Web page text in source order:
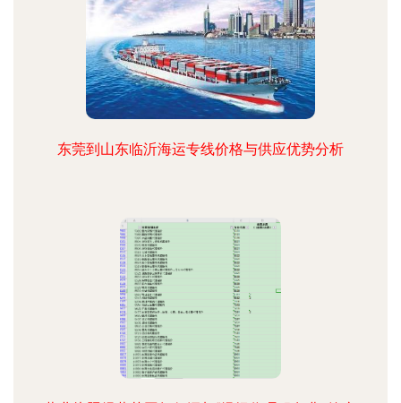
东莞到山东临沂海运专线价格与供应优势分析